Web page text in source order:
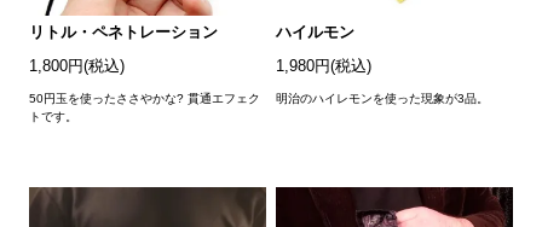
リトル・ペネトレーション
1,800円(税込)
50円玉を使ったささやかな? 貫通エフェク
トです。
ハイルモン
1,980円(税込)
明治のハイレモンを使った現象が3品。